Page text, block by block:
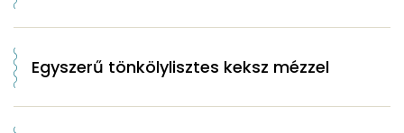
Egyszerű tönkölylisztes keksz mézzel